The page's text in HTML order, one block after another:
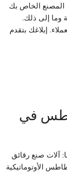
الخاص بك
وما إلى ذلك.
إبلاغك بتقدم
في
صنع رقائق
الأوتوماتيكية